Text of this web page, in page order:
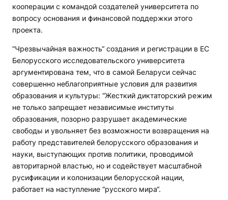
кооперации с командой создателей университета по
вопросу основания и финансовой поддержки этого
проекта.
“Чрезвычайная важность“ создания и регистрации в ЕС
Белорусского исследовательского университета
аргументирована тем, что в самой Беларуси сейчас
совершенно неблагоприятные условия для развития
образования и культуры: “Жесткий диктаторский режим
не только запрещает независимые институты
образования, позорно разрушает академические
свободы и увольняет без возможности возвращения на
работу представителей белорусского образования и
науки, выступающих против политики, проводимой
авторитарной властью, но и содействует масштабной
русификации и колонизации белорусской нации,
работает на наступление “русского мира“.